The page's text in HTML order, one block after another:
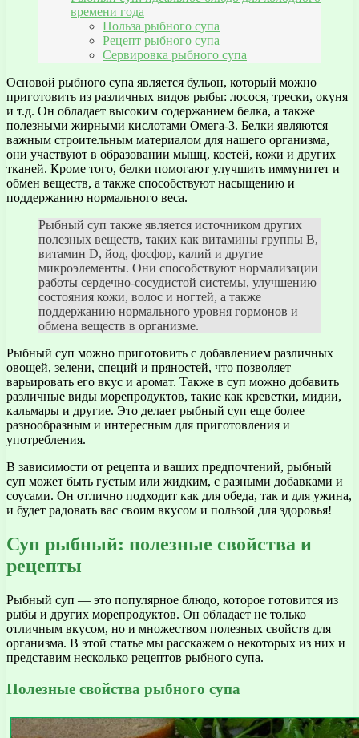
времени года
Польза рыбного супа
Рецепт рыбного супа
Сервировка рыбного супа
Основой рыбного супа является бульон, который можно
приготовить из различных видов рыбы: лосося, трески, окуня
и т.д. Он обладает высоким содержанием белка, а также
полезными жирными кислотами Омега-3. Белки являются
важным строительным материалом для нашего организма,
они участвуют в образовании мышц, костей, кожи и других
тканей. Кроме того, белки помогают улучшить иммунитет и
обмен веществ, а также способствуют насыщению и
поддержанию нормального веса.
Рыбный суп также является источником других
полезных веществ, таких как витамины группы В,
витамин D, йод, фосфор, калий и другие
микроэлементы. Они способствуют нормализации
работы сердечно-сосудистой системы, улучшению
состояния кожи, волос и ногтей, а также
поддержанию нормального уровня гормонов и
обмена веществ в организме.
Рыбный суп можно приготовить с добавлением различных
овощей, зелени, специй и пряностей, что позволяет
варьировать его вкус и аромат. Также в суп можно добавить
различные виды морепродуктов, такие как креветки, мидии,
кальмары и другие. Это делает рыбный суп еще более
разнообразным и интересным для приготовления и
употребления.
В зависимости от рецепта и ваших предпочтений, рыбный
суп может быть густым или жидким, с разными добавками и
соусами. Он отлично подходит как для обеда, так и для ужина,
и будет радовать вас своим вкусом и пользой для здоровья!
Суп рыбный: полезные свойства и
рецепты
Рыбный суп — это популярное блюдо, которое готовится из
рыбы и других морепродуктов. Он обладает не только
отличным вкусом, но и множеством полезных свойств для
организма. В этой статье мы расскажем о некоторых из них и
представим несколько рецептов рыбного супа.
Полезные свойства рыбного супа